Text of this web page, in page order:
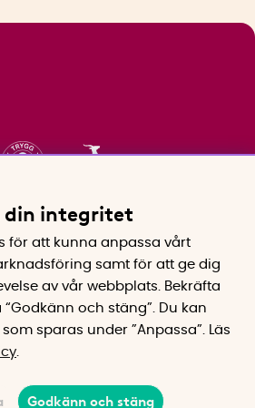
din integritet
för att kunna anpassa vårt
samt för att ge dig
av vår webbplats.
Bekräfta
och stäng”. Du kan
sparas under ”Anpassa”.
Läs
Godkänn och stäng